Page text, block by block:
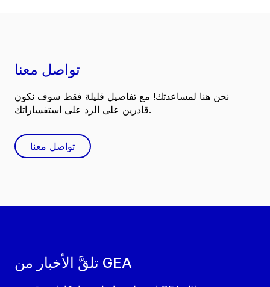
تلقَّ الأخبار من GEA
تواصل معنا
نحن هنا لمساعدتك! مع تفاصيل قليلة فقط سوف نكون
قادرين على الرد على استفساراتك.
تواصل معنا